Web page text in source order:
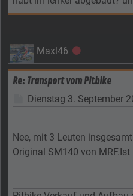
Maxl46 Offline
Re: Transport vom Pitbike
Beitrag
Dienstag 3. September
Nee, mit 3 Leuten
Original SM140 von